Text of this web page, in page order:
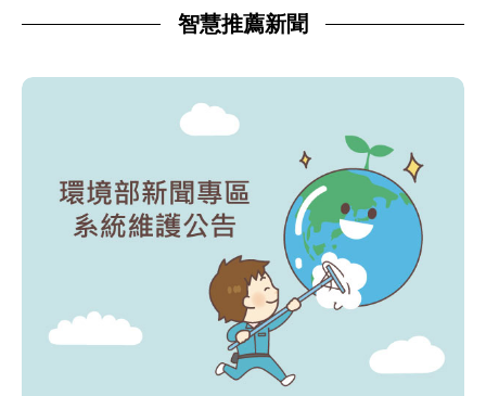
智慧推薦新聞